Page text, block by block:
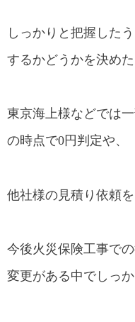
しっかりと把握した
するかどうかを決めた
東京海上様などでは
の時点で0円判定や、
他社様の見積り依頼を
今後火災保険工事で
変更がある中でしっ